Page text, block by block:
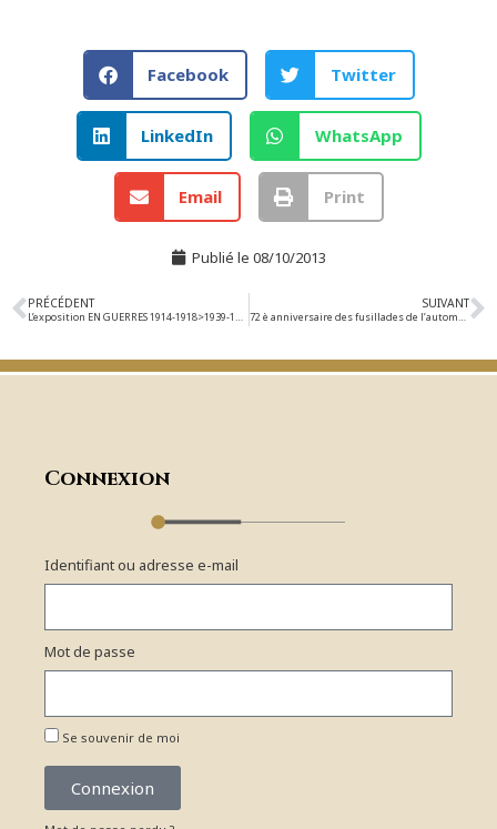
Facebook Twitter
LinkedIn WhatsApp
Email Print
Publié le 08/10/2013
PRÉCÉDENT
L’exposition EN GUERRES 1914-1918>1939-1945
SUIVANT
72 è anniversaire des fusillades de l’automne 1941
Connexion
Identifiant ou adresse e-mail
Mot de passe
Se souvenir de moi
Connexion